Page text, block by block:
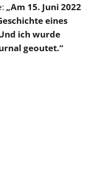
„Am 15. Juni 2022
eines
ich wurde
geoutet.“